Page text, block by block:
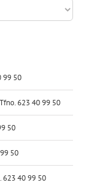
99 50
623 40 99 50
50
50
623 40 99 50